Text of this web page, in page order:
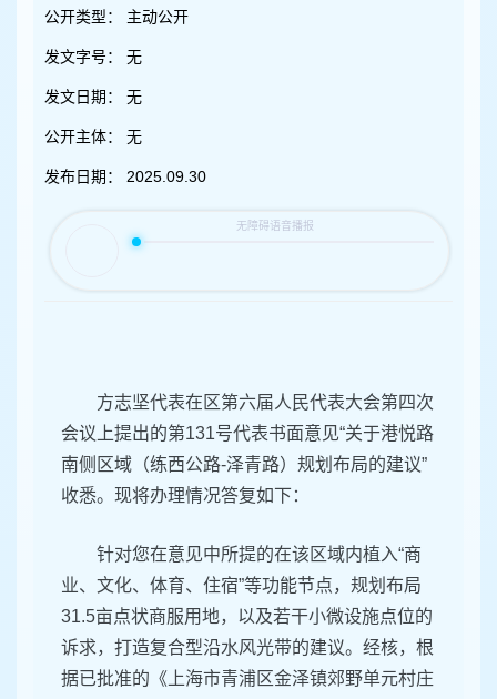
公开类型： 主动公开
发文字号： 无
发文日期： 无
公开主体： 无
发布日期： 2025.09.30
方志坚代表在区第六届人民代表大会第四次
会议上提出的第131号代表书面意见“关于港悦路
南侧区域（练西公路-泽青路）规划布局的建议”
收悉。现将办理情况答复如下：
针对您在意见中所提的在该区域内植入“商
业、文化、体育、住宿”等功能节点，规划布局
31.5亩点状商服用地，以及若干小微设施点位的
诉求，打造复合型沿水风光带的建议。经核，根
据已批准的《上海市青浦区金泽镇郊野单元村庄